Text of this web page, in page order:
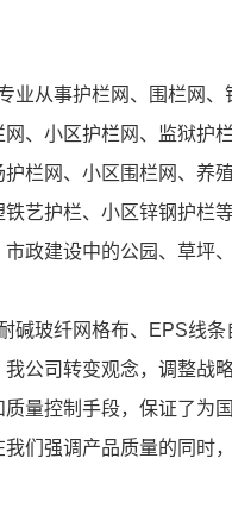
从事护栏网、围栏网、
、小区护栏网、监狱护
栏网、小区围栏网、养
艺护栏、小区锌钢护栏
政建设中的公园、草坪
玻纤网格布、EPS线条
公司转变观念，调整战
量控制手段，保证了为
们强调产品质量的同